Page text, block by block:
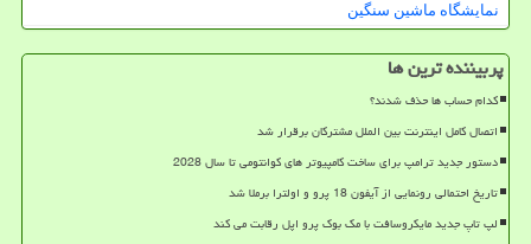
نمایشگاه ماشین سنگین
پربیننده ترین ها
کدام حساب ها حذف شدند؟
اتصال کامل اینترنت بین الملل مشترکان برقرار شد
دستور جدید ترامپ برای ساخت کامپیوتر های کوانتومی تا سال 2028
تاریخ احتمالی رونمایی از آیفون 18 پرو و اولترا برملا شد
لپ تاپ جدید مایکروسافت با مک بوک پرو اپل رقابت می کند